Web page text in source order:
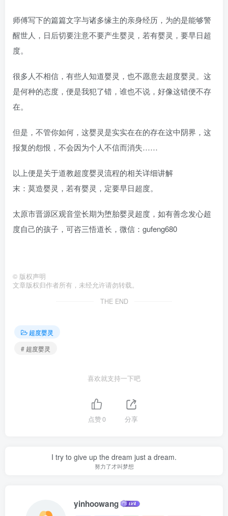
师傅写下的篇篇文字与诸多缘主的亲身经历，为的是能够警
醒世人，日后切要注意不要产生婴灵，若有婴灵，要早日超
度。
很多人不相信，有些人知道婴灵，也不愿意去超度婴灵。这
是何种的态度，便是我犯了错，谁也不说，好像这错便不存
在。
但是，不管你如何，这婴灵是实实在在的存在这中阴界，这
报复的怨恨，不会因为个人不信而消失……
以上便是关于道教超度婴灵流程的相关详细讲解
末：莫造婴灵，若有婴灵，定要早日超度。
太原市晋源区观音堂长期为堕胎婴灵超度，如有善念发心超
度自己的孩子，可咨三悟道长，微信：gufeng680
© 版权声明
文章版权归作者所有，未经允许请勿转载。
THE END
超度婴灵
# 超度婴灵
喜欢就支持一下吧
点赞0 分享
I try to give up the dream just a dream.
努力了才叫梦想
yinhoowang